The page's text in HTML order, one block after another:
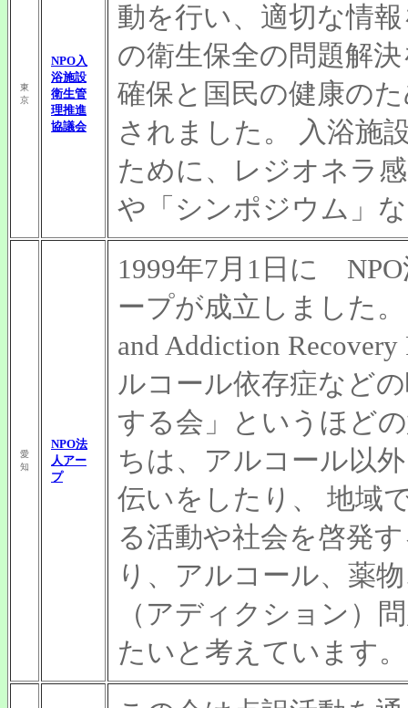
東
京
NPO入
浴施設
衛生管
理推進
協議会
動を行い、適切な情
の衛生保全の問題解
確保と国民の健康の
されました。 入浴施
ために、レジオネラ
や「シンポジウム」
愛
知
NPO法
人アー
プ
1999年7月1日に
ープが成立しました
and Addiction
ルコール依存症など
する会」というほど
ちは、アルコール以
伝いをしたり、 地域
る活動や社会を啓発
り、アルコール、薬
（アディクション）
たいと考えています。